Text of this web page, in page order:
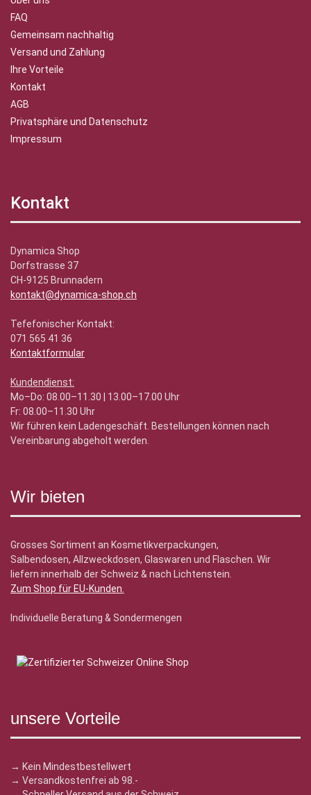
FAQ
Gemeinsam nachhaltig
Versand und Zahlung
Ihre Vorteile
Kontakt
AGB
Privatsphäre und Datenschutz
Impressum
Kontakt
Dynamica Shop
Dorfstrasse 37
CH-9125 Brunnadern
kontakt@dynamica-shop.ch
Tefefonischer Kontakt:
071 565 41 36
Kontaktformular
Kundendienst:
Mo–Do: 08.00–11.30 | 13.00–17.00 Uhr
Fr: 08.00–11.30 Uhr
Wir führen kein Ladengeschäft. Bestellungen können nach
Vereinbarung abgeholt werden.
Wir bieten
Grosses Sortiment an Kosmetikverpackungen,
Salbendosen, Allzweckdosen, Glaswaren und Flaschen. Wir
liefern innerhalb der Schweiz & nach Lichtenstein.
Zum Shop für EU-Kunden.
Individuelle Beratung & Sondermengen
unsere Vorteile
→ Kein Mindestbestellwert
→ Versandkostenfrei ab 98.-